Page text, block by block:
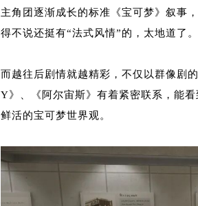
主角团逐渐成长的标准《宝可梦》叙事
得不说还挺有“法式风情”的，太地道了。
而越往后剧情就越精彩，不仅以群像剧
Y》、《阿尔宙斯》有着紧密联系，能
鲜活的宝可梦世界观。